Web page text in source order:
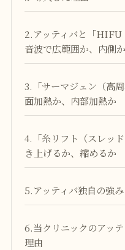
2.アッティバと「HIFU
音波で広範囲か、内側
3.「サーマジェン（高
面加熱か、内部加熱か
4.「糸リフト（スレッ
き上げるか、縮めるか
5.アッティバ独自の強み
6.当クリニックのアッ
理由